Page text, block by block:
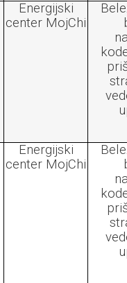
Energijski
center MojChi
Energijski
center MojChi